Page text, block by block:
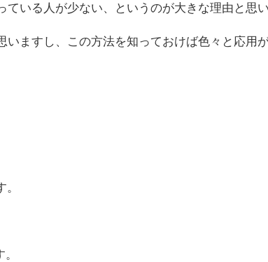
いる人が少ない、というのが大きな理由と思い
ますし、この方法を知っておけば色々と応用が